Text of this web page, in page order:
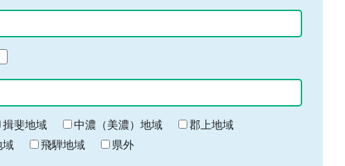
揖斐地域 中濃（美濃）地域
郡上地域
域 飛騨地域 県外